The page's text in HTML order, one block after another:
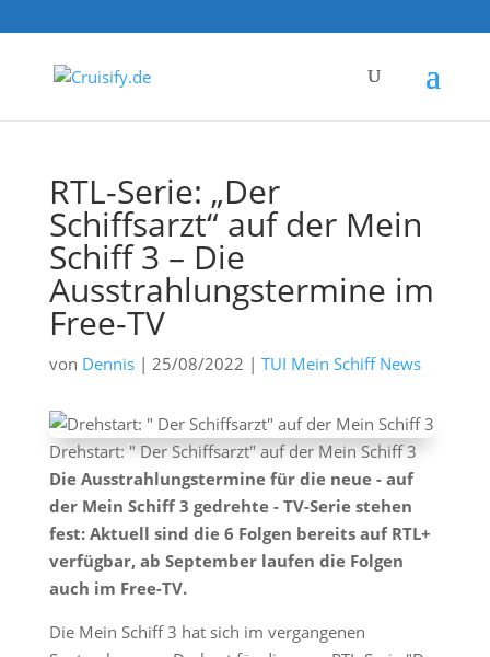
RTL-Serie: „Der
Schiffsarzt“ auf der Mein
Schiff 3 – Die
Ausstrahlungstermine im
Free-TV
von Dennis| 25/08/2022 | TUI Mein Schiff News
Drehstart: " Der Schiffsarzt" auf der Mein Schiff 3
Die Ausstrahlungstermine für die neue - auf
der Mein Schiff 3 gedrehte - TV-Serie stehen
fest: Aktuell sind die 6 Folgen bereits auf RTL+
verfügbar, ab September laufen die Folgen
auch im Free-TV.
Die Mein Schiff 3 hat sich im vergangenen